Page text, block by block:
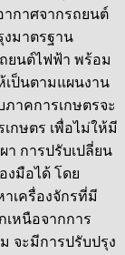
กาศจากรถยนต์
งมาตรฐาน
ยนต์ไฟฟ้า พร้อม
เป็นตามแผนงาน
าคการเกษตรจะ
กษตร เพื่อไม่ให้มี
า การปรับเปลี่ยน
งมือได้ โดย
เครื่องจักรที่มี
เหนือจากการ
จะมีการปรับปรุง